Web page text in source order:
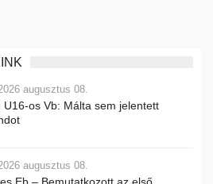
augusztus 08.
U16-os Vb: Málta sem jelentett
augusztus 08.